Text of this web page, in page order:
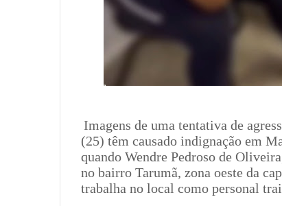
Imagens de uma tentativa de
(25) têm causado indignação em
quando Wendre Pedroso de
no bairro Tarumã, zona oeste da
trabalha no local como personal